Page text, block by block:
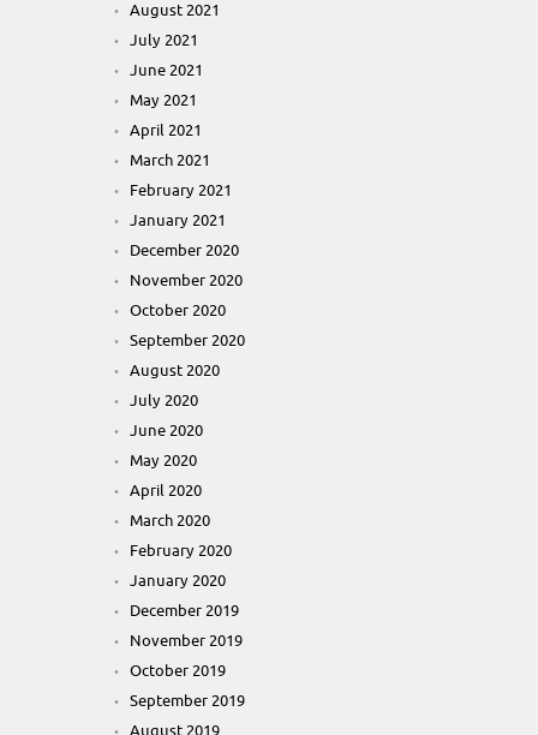
August 2021
July 2021
June 2021
May 2021
April 2021
March 2021
February 2021
January 2021
December 2020
November 2020
October 2020
September 2020
August 2020
July 2020
June 2020
May 2020
April 2020
March 2020
February 2020
January 2020
December 2019
November 2019
October 2019
September 2019
August 2019